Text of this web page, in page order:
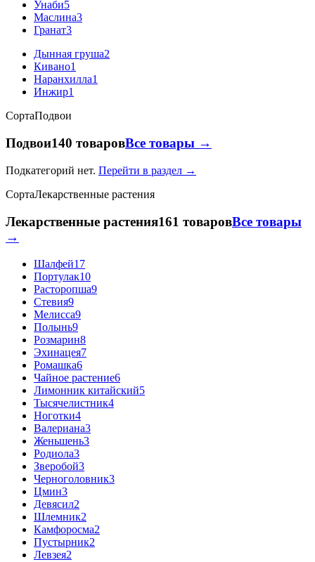
Унаби5
Маслина3
Гранат3
Дынная груша2
Кивано1
Наранхилла1
Инжир1
СортаПодвои
Подвои140 товаровВсе товары →
Подкатегорий нет. Перейти в раздел →
СортаЛекарственные растения
Лекарственные растения161 товаровВсе товары
→
Шалфей17
Портулак10
Расторопша9
Стевия9
Мелисса9
Полынь9
Розмарин8
Эхинацея7
Ромашка6
Чайное растение6
Лимонник китайский5
Тысячелистник4
Ноготки4
Валериана3
Женьшень3
Родиола3
Зверобой3
Черноголовник3
Цмин3
Девясил2
Шлемник2
Камфоросма2
Пустырник2
Левзея2